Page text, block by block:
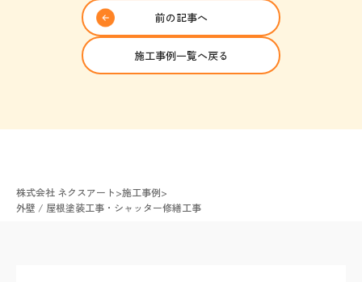
前の記事へ
施工事例一覧へ戻る
株式会社 ネクスアート>施工事例>
外壁 / 屋根塗装工事・シャッター修繕工事